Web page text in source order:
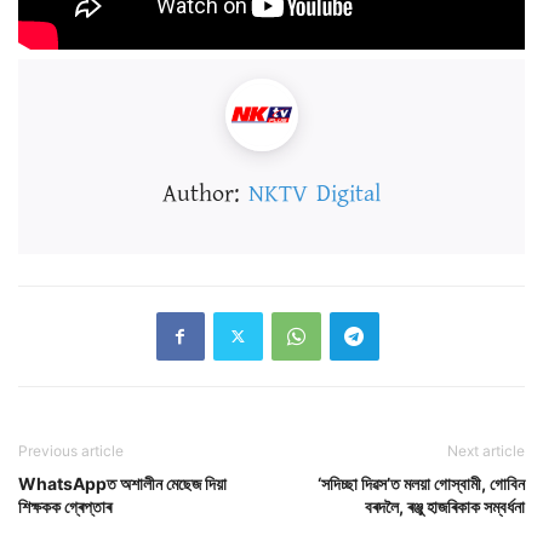
Author: NKTV Digital
Previous article
WhatsAppত অশালীন মেছেজ দিয়া
শিক্ষকক গ্ৰেপ্তাৰ
Next article
‘সদিচ্ছা দিৱস’ত মলয়া গোস্বামী, গোবিন
বৰদলৈ, ৰঞ্জু হাজৰিকাক সম্বৰ্ধনা